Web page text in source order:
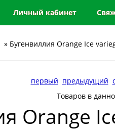
Личный кабинет
» Бугенвиллия Orange Ice
первый предыдущий
Товаров в
Orange